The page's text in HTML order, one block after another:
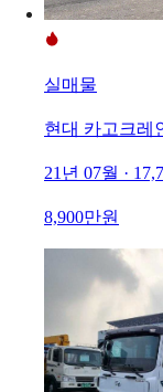
실매물
현대 카고크레
21년 07월 ·
8,900만원